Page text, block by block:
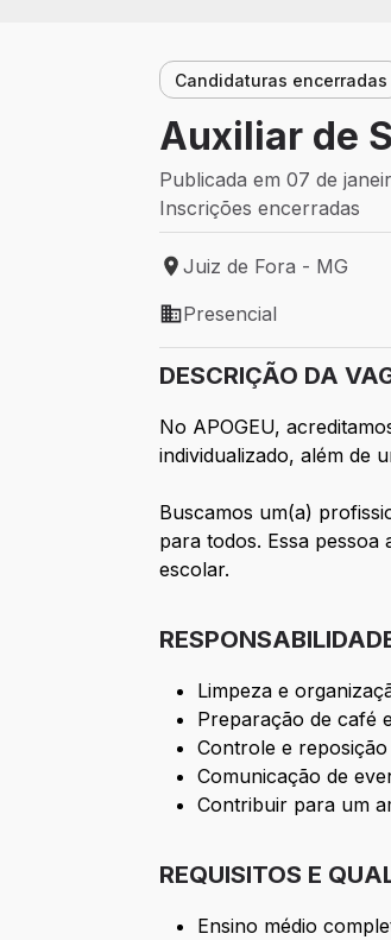
Candidaturas encerradas
Auxiliar de
Publicada em 07 de
Inscrições encerradas
Local de trabalho: Juiz
Juiz de Fora - MG
Modelo de trabalho:
Presencial
DESCRIÇÃO DA
No APOGEU,
individualizado, além de
Buscamos um(a)
para todos. Essa
escolar.
Limpeza e
Preparação de café
Controle e
Comunicação de
Contribuir para um
REQUISITOS E
Ensino médio